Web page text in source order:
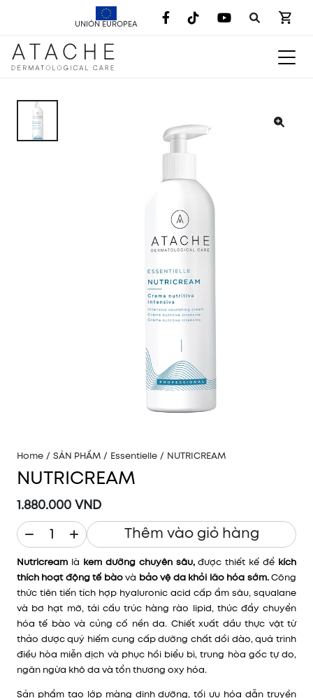
UNIÓN EUROPEA
Home / SẢN PHẨM / Essentielle / NUTRICREAM
NUTRICREAM
1.880.000 VND
Thêm vào giỏ hàng
Nutricream là kem dưỡng chuyên sâu,được thiết kế để kích
thích hoạt động tế bàovà bảo vệ da khỏi lão hóa sớm.Công
thức tiên tiến tích hợp hyaluronic acid cấp ẩm sâu, squalane
và bơ hạt mỡ, tái cấu trúc hàng rào lipid, thúc đẩy chuyển
hóa tế bào và củng cố nền da. Chiết xuất dầu thực vật từ
thảo dược quý hiếm cung cấp dưỡng chất dồi dào,quá trình
điều hòa miễn dịch và phục hồi biểu bì, trung hòa gốc tự do,
ngăn ngừa khô da và tổn thương oxy hóa.
Sản phẩm tạo lớp màng dinh dưỡng, tối ưu hóa dẫn truyền